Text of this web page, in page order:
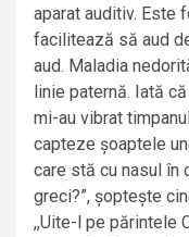
aparat auditiv. Este
facilitează să aud
aud. Maladia
linie paternă. Iată
mi-au vibrat
capteze șoaptele
care stă cu nasul în
greci?”, șoptește
,,Uite-l pe părintele